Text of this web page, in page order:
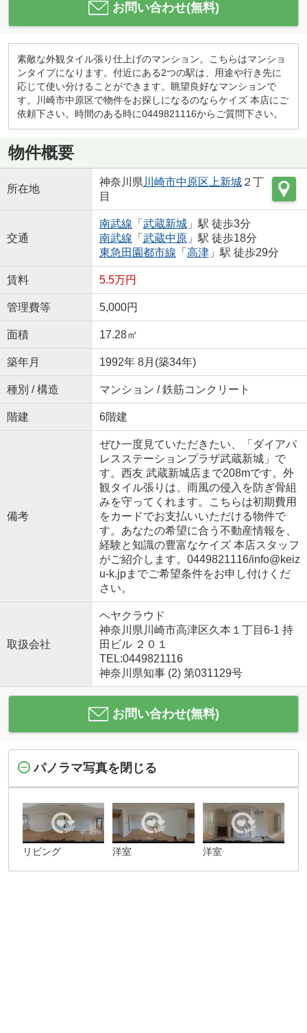
お問い合わせ(無料)
素敵な外観タイル張り仕上げのマンション。こちらはマンショ
ンタイプになります。付近にある2つの駅は、用途や行き先に
応じて使い分けることができます。眺望良好なマンションで
す。川崎市中原区で物件をお探しになるのならケイズ 本店にご
依頼下さい。時間のある時に0449821116からご質問下さい。
物件概要
所在地
神奈川県 川崎市中原区 上新城２丁
目
交通
南武線 「 武蔵新城」駅 徒歩3分
南武線 「 武蔵中原」駅 徒歩18分
東急田園都市線 「 高津」駅 徒歩29分
賃料 5.5万円
管理費等 5,000円
面積 17.28㎡
築年月 1992年 8月(築34年)
種別 / 構造 マンション / 鉄筋コンクリート
階建 6階建
備考
ぜひ一度見ていただきたい、「ダイアパ
レスステーションプラザ武蔵新城」で
す。西友 武蔵新城店まで208mです。外
観タイル張りは、雨風の侵入を防ぎ骨組
みを守ってくれます。こちらは初期費用
をカードでお支払いいただける物件で
す。あなたの希望に合う不動産情報を、
経験と知識の豊富なケイズ 本店スタッフ
がご紹介します。0449821116/info@keiz
u-k.jpまでご希望条件をお申し付けくだ
さい。
取扱会社
ヘヤクラウド
神奈川県川崎市高津区久本１丁目6-1 持
田ビル ２０１
TEL:0449821116
神奈川県知事 (2) 第031129号
お問い合わせ(無料)
パノラマ写真を閉じる
リビング 洋室 洋室